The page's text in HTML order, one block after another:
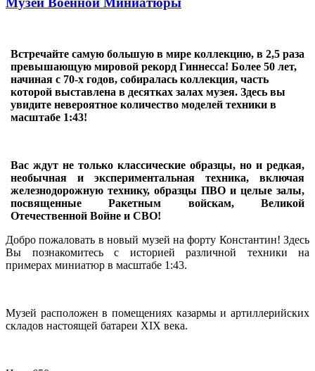
Встречайте самую большую в мире коллекцию, в 2,5 раза
превышающую мировой рекорд Гиннесса! Более 50 лет,
начиная с 70-х годов, собиралась коллекция, часть
которой выставлена в десятках залах музея. Здесь вы
увидите невероятное количество моделей техники в
масштабе 1:43!
Вас ждут не только классические образцы, но и редкая,
необычная и экспериментальная техника, включая
железнодорожную технику, образцы ПВО и целые залы,
посвященные Ракетным войскам, Великой
Отечественной Войне и СВО!
Добро пожаловать в новый музей на форту Константин! Здесь
Вы познакомитесь с историей различной техники на
примерах миниатюр в масштабе 1:43.
Музей расположен в помещениях казармы и артиллерийских
складов настоящей батареи ХIХ века.